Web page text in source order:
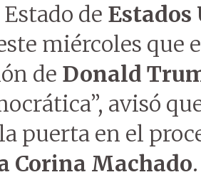
de Estados
miércoles que
de Donald
avisó
puerta en el
Corina Machado.